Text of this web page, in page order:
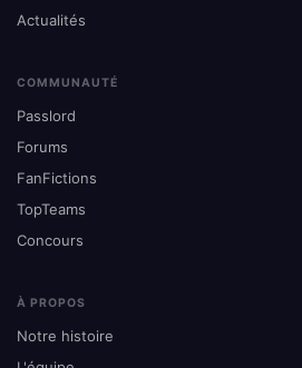
Actualités
COMMUNAUTÉ
Passlord
Forums
FanFictions
TopTeams
Concours
À PROPOS
Notre histoire